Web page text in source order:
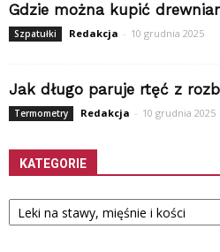
Gdzie można kupić
Szpatułki Redakcja - 10 grudnia 2025
Jak długo paruje rtęć z
Termometry Redakcja - 10 grudnia 2025
KATEGORIE
Kategorie